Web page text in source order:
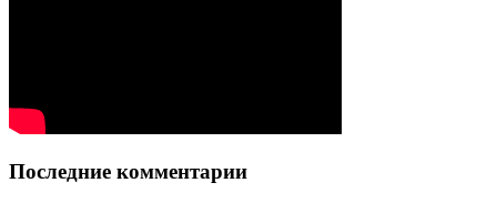
Последние комментарии